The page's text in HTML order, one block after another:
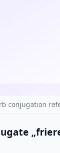
conjugation